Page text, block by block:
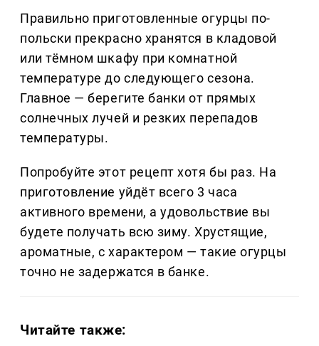
Правильно приготовленные огурцы по-
польски прекрасно хранятся в кладовой
или тёмном шкафу при комнатной
температуре до следующего сезона.
Главное — берегите банки от прямых
солнечных лучей и резких перепадов
температуры.
Попробуйте этот рецепт хотя бы раз. На
приготовление уйдёт всего 3 часа
активного времени, а удовольствие вы
будете получать всю зиму. Хрустящие,
ароматные, с характером — такие огурцы
точно не задержатся в банке.
Читайте также: